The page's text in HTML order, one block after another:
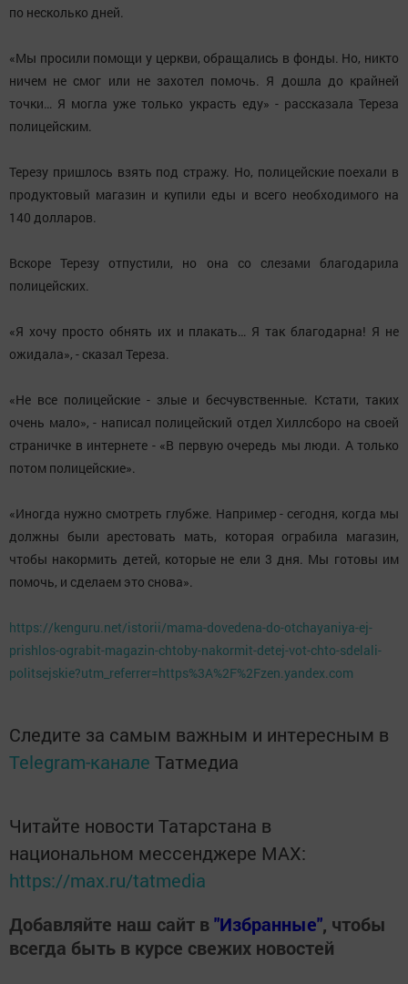
по несколько дней.
«Мы просили помощи у церкви, обращались в фонды. Но, никто
ничем не смог или не захотел помочь. Я дошла до крайней
точки… Я могла уже только украсть еду» - рассказала Тереза
полицейским.
Терезу пришлось взять под стражу. Но, полицейские поехали в
продуктовый магазин и купили еды и всего необходимого на
140 долларов.
Вскоре Терезу отпустили, но она со слезами благодарила
полицейских.
«Я хочу просто обнять их и плакать… Я так благодарна! Я не
ожидала», - сказал Тереза.
«Не все полицейские - злые и бесчувственные. Кстати, таких
очень мало», - написал полицейский отдел Хиллсборо на своей
страничке в интернете - «В первую очередь мы люди. А только
потом полицейские».
«Иногда нужно смотреть глубже. Например - сегодня, когда мы
должны были арестовать мать, которая ограбила магазин,
чтобы накормить детей, которые не ели 3 дня. Мы готовы им
помочь, и сделаем это снова».
https://kenguru.net/istorii/mama-dovedena-do-otchayaniya-ej-
prishlos-ograbit-magazin-chtoby-nakormit-detej-vot-chto-sdelali-
politsejskie?utm_referrer=https%3A%2F%2Fzen.yandex.com
Следите за самым важным и интересным в
Telegram-канале Татмедиа
Читайте новости Татарстана в
национальном мессенджере MАХ:
https://max.ru/tatmedia
Добавляйте наш сайт в"Избранные", чтобы
всегда быть в курсе свежих новостей